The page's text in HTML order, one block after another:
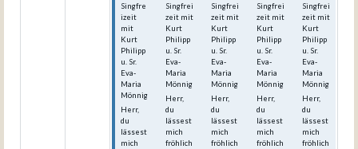
Singfre
izeit
mit
Kurt
Philipp
u. Sr.
Eva-
Maria
Mönnig
Herr,
du
lässest
mich
Singfrei
zeit mit
Kurt
Philipp
u. Sr.
Eva-
Maria
Mönnig
Herr,
du
lässest
mich
fröhlich
Singfrei
zeit mit
Kurt
Philipp
u. Sr.
Eva-
Maria
Mönnig
Herr,
du
lässest
mich
fröhlich
Singfrei
zeit mit
Kurt
Philipp
u. Sr.
Eva-
Maria
Mönnig
Herr,
du
lässest
mich
fröhlich
Singfrei
zeit mit
Kurt
Philipp
u. Sr.
Eva-
Maria
Mönnig
Herr,
du
lässest
mich
fröhlich